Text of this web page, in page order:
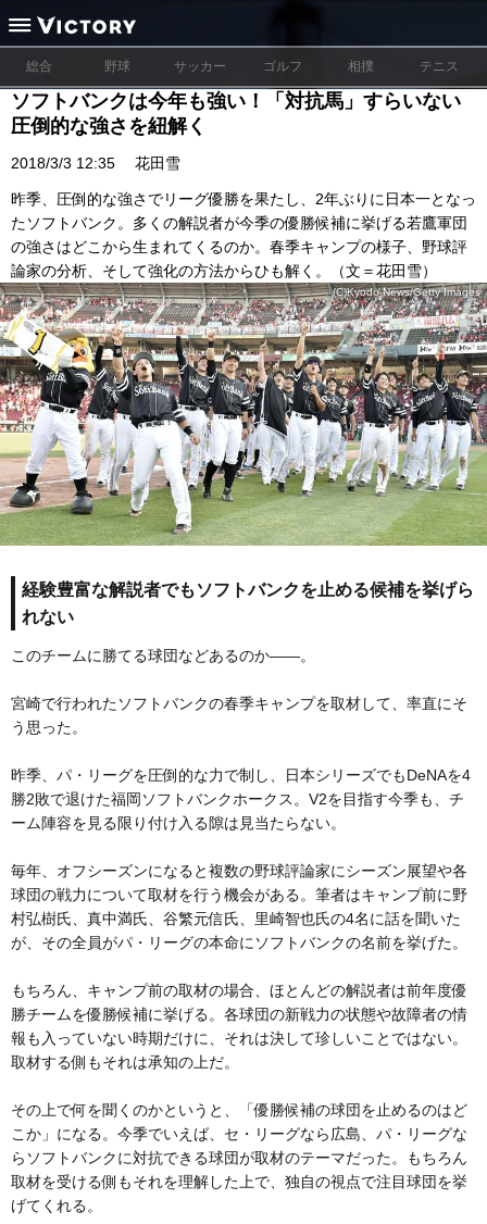
総合 野球 サッカー ゴルフ 相撲 テニス
ソフトバンクは今年も強い！「対抗馬」すらいない
圧倒的な強さを紐解く
2018/3/3 12:35 花田雪
昨季、圧倒的な強さでリーグ優勝を果たし、2年ぶりに日本一となっ
たソフトバンク。多くの解説者が今季の優勝候補に挙げる若鷹軍団
の強さはどこから生まれてくるのか。春季キャンプの様子、野球評
論家の分析、そして強化の方法からひも解く。（文＝花田雪）
(C)Kyodo News/Getty Images
経験豊富な解説者でもソフトバンクを止める候補を挙げら
れない
このチームに勝てる球団などあるのか――。
宮崎で行われたソフトバンクの春季キャンプを取材して、率直にそ
う思った。
昨季、パ・リーグを圧倒的な力で制し、日本シリーズでもDeNAを4
勝2敗で退けた福岡ソフトバンクホークス。V2を目指す今季も、チ
ーム陣容を見る限り付け入る隙は見当たらない。
毎年、オフシーズンになると複数の野球評論家にシーズン展望や各
球団の戦力について取材を行う機会がある。筆者はキャンプ前に野
村弘樹氏、真中満氏、谷繁元信氏、里崎智也氏の4名に話を聞いた
が、その全員がパ・リーグの本命にソフトバンクの名前を挙げた。
もちろん、キャンプ前の取材の場合、ほとんどの解説者は前年度優
勝チームを優勝候補に挙げる。各球団の新戦力の状態や故障者の情
報も入っていない時期だけに、それは決して珍しいことではない。
取材する側もそれは承知の上だ。
その上で何を聞くのかというと、「優勝候補の球団を止めるのはど
こか」になる。今季でいえば、セ・リーグなら広島、パ・リーグな
らソフトバンクに対抗できる球団が取材のテーマだった。もちろん
取材を受ける側もそれを理解した上で、独自の視点で注目球団を挙
げてくれる。